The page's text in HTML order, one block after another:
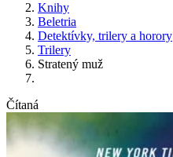
Knihy
Beletria
Detektívky, trilery a horory
Trilery
Stratený muž
Čítaná